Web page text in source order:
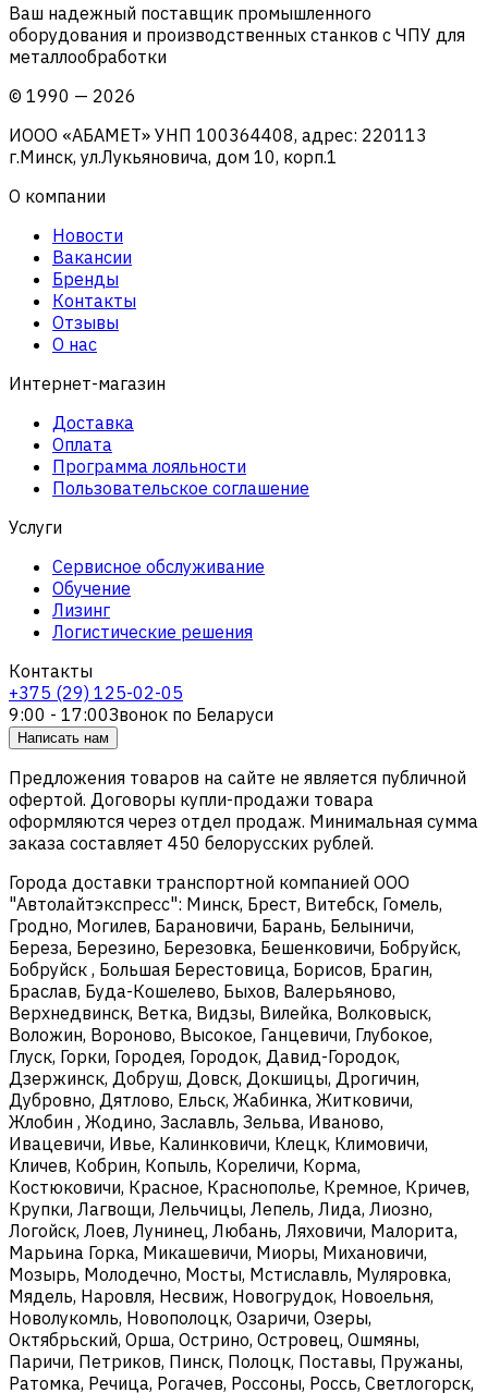
Ваш надежный поставщик промышленного
оборудования и производственных станков с ЧПУ для
металлообработки
© 1990 — 2026
ИООО «АБАМЕТ» УНП 100364408, адрес: 220113
г.Минск, ул.Лукьяновича, дом 10, корп.1
О компании
Новости
Вакансии
Бренды
Контакты
Отзывы
О нас
Интернет-магазин
Доставка
Оплата
Программа лояльности
Пользовательское соглашение
Услуги
Сервисное обслуживание
Обучение
Лизинг
Логистические решения
Контакты
+375 (29) 125-02-05
9:00 - 17:00Звонок по Беларуси
Написать нам
Предложения товаров на сайте не является публичной
офертой. Договоры купли-продажи товара
оформляются через отдел продаж. Минимальная сумма
заказа составляет 450 белорусских рублей.
Города доставки транспортной компанией ООО
"Автолайтэкспресс": Минск, Брест, Витебск, Гомель,
Гродно, Могилев, Барановичи, Барань, Белыничи,
Береза, Березино, Березовка, Бешенковичи, Бобруйск,
Бобруйск , Большая Берестовица, Борисов, Брагин,
Браслав, Буда-Кошелево, Быхов, Валерьяново,
Верхнедвинск, Ветка, Видзы, Вилейка, Волковыск,
Воложин, Вороново, Высокое, Ганцевичи, Глубокое,
Глуск, Горки, Городея, Городок, Давид-Городок,
Дзержинск, Добруш, Довск, Докшицы, Дрогичин,
Дубровно, Дятлово, Ельск, Жабинка, Житковичи,
Жлобин , Жодино, Заславль, Зельва, Иваново,
Ивацевичи, Ивье, Калинковичи, Клецк, Климовичи,
Кличев, Кобрин, Копыль, Кореличи, Корма,
Костюковичи, Красное, Краснополье, Кремное, Кричев,
Крупки, Лагвощи, Лельчицы, Лепель, Лида, Лиозно,
Логойск, Лоев, Лунинец, Любань, Ляховичи, Малорита,
Марьина Горка, Микашевичи, Миоры, Михановичи,
Мозырь, Молодечно, Мосты, Мстиславль, Муляровка,
Мядель, Наровля, Несвиж, Новогрудок, Новоельня,
Новолукомль, Новополоцк, Озаричи, Озеры,
Октябрьский, Орша, Острино, Островец, Ошмяны,
Паричи, Петриков, Пинск, Полоцк, Поставы, Пружаны,
Ратомка, Речица, Рогачев, Россоны, Россь, Светлогорск,